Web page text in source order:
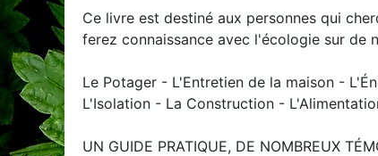
Ce livre est destiné aux personnes qui
ferez connaissance avec l'écologie sur de
Le Potager - L'Entretien de la maison -
L'Isolation - La Construction -
UN GUIDE PRATIQUE, DE NOMBREUX